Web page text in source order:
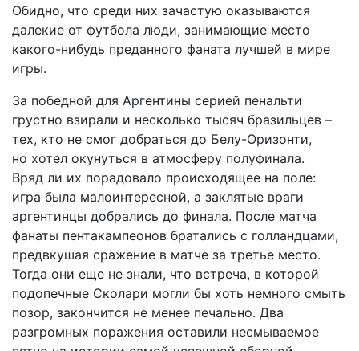
Обидно, что среди них зачастую оказываются
далекие от футбола люди, занимающие место
какого-нибудь преданного фаната лучшей в мире
игры.
За победной для Аргентины серией пенальти
грустно взирали и несколько тысяч бразильцев –
тех, кто не смог добраться до Белу-Оризонти,
но хотел окунуться в атмосферу полуфинала.
Вряд ли их порадовало происходящее на поле:
игра была малоинтересной, а заклятые враги
аргентинцы добрались до финала. После матча
фанаты пентакампеонов братались с голландцами,
предвкушая сражение в матче за третье место.
Тогда они еще не знали, что встреча, в которой
подопечные Сколари могли бы хоть немного смыть
позор, закончится не менее печально. Два
разгромных поражения оставили несмываемое